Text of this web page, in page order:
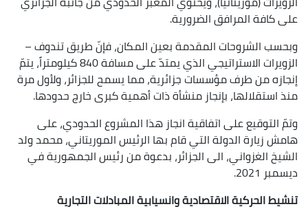
على كافة المرافق الضرورية.
وبحسب الشروحات المقدمة بعين المكان، فإنّ طريق تندوف –
الزويرات الاستراتيجي الذي يمتدّ على مسافة 840 كيلومتراً، يتمّ
إنجازه من طرف مؤسسات جزائرية، مما يسمح للجزائر، ولأول مرة
منذ استقلالها، بإنجاز منشأة ذات أهمية كبرى خارج حدودها.
وتمّ التوقيع على اتفاقية انجاز هذا المشروع الحدودي، على
هامش زيارة الدولة التي قام بها الرئيس الموريتاني، محمد ولد
الشيخ الغزواني، الى الجزائر، بدعوة من رئيس الجمهورية في
ديسمبر 2021.
تنشيط الحركية الاقتصادية وانسيابية المبادلات التجارية